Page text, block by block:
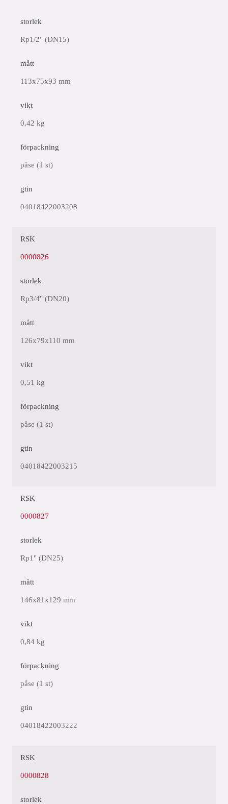
storlek
Rp1/2" (DN15)
mått
113x75x93 mm
vikt
0,42 kg
förpackning
påse (1 st)
gtin
04018422003208
RSK
0000826
storlek
Rp3/4" (DN20)
mått
126x79x110 mm
vikt
0,51 kg
förpackning
påse (1 st)
gtin
04018422003215
RSK
0000827
storlek
Rp1" (DN25)
mått
146x81x129 mm
vikt
0,84 kg
förpackning
påse (1 st)
gtin
04018422003222
RSK
0000828
storlek